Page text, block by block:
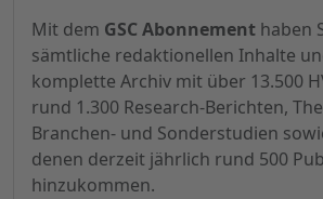
Mit dem GSC Abonnement haben
sämtliche redaktionellen Inhalte
komplette Archiv mit über 13.500
rund 1.300 Research-Berichten,
Branchen- und Sonderstudien
denen derzeit jährlich rund 500
hinzukommen.